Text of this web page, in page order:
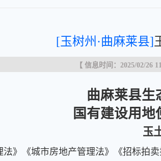
[玉树州·曲麻莱县]
【 信息时间：2025/02/26
曲麻莱县生
国有建设用
玉
》《城市房地产管理法》《招标拍